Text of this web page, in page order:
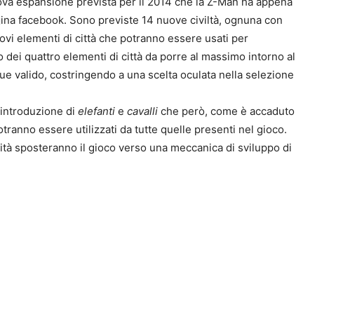
facebook. Sono previste 14 nuove civiltà, ognuna con
elementi di città che potranno essere usati per
quattro elementi di città da porre al massimo intorno al
valido, costringendo a una scelta oculata nella selezione
di elefanti e cavalli che però, come è accaduto
essere utilizzati da tutte quelle presenti nel gioco.
sposteranno il gioco verso una meccanica di sviluppo di